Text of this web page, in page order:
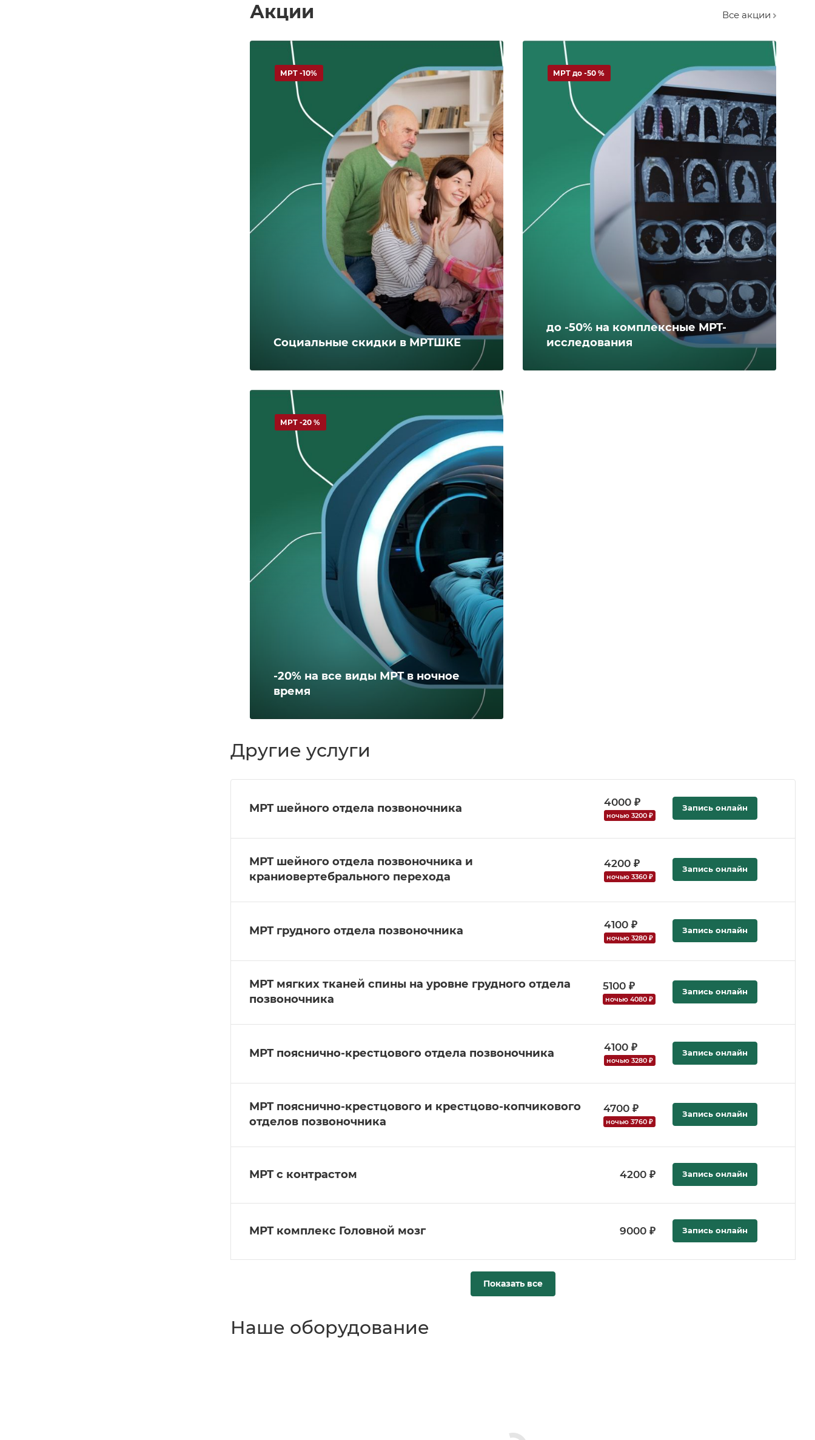
Акции Все акции
Социальные скидки в МРТШКЕ
МРТ -10%
до -50% на комплексные МРТ-
исследования
МРТ до -50 %
-20% на все виды МРТ в ночное
время
МРТ -20 %
Другие услуги
МРТ шейного отдела позвоночника 4000 ₽
ночью 3200 ₽
Запись онлайн
МРТ шейного отдела позвоночника и
краниовертебрального перехода
4200 ₽
ночью 3360 ₽
Запись онлайн
МРТ грудного отдела позвоночника 4100 ₽
ночью 3280 ₽
Запись онлайн
МРТ мягких тканей спины на уровне грудного отдела
позвоночника
5100 ₽
ночью 4080 ₽
Запись онлайн
МРТ пояснично-крестцового отдела позвоночника 4100 ₽
ночью 3280 ₽
Запись онлайн
МРТ пояснично-крестцового и крестцово-копчикового
отделов позвоночника
4700 ₽
ночью 3760 ₽
Запись онлайн
МРТ с контрастом 4200 ₽ Запись онлайн
МРТ комплекс Головной мозг 9000 ₽ Запись онлайн
Показать все
Наше оборудование